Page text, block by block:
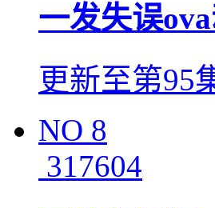
一发失误
更新至第95
NO 8
317604